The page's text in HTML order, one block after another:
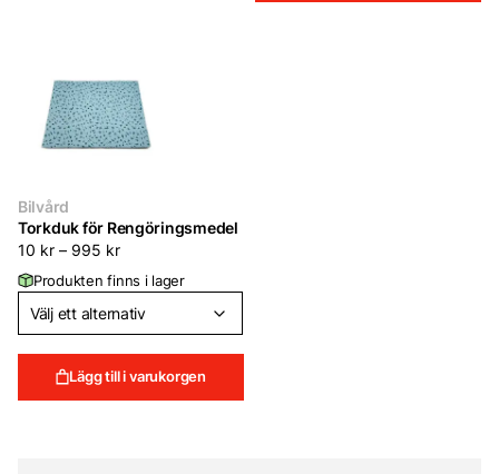
Bilvård
Torkduk för Rengöringsmedel
10 kr – 995 kr
Produkten finns i lager
Lägg till i varukorgen